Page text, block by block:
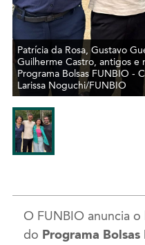
Patrícia da Rosa, Gustavo
Guilherme Castro, antigos e
Programa Bolsas FUNBIO -
Larissa Noguchi/FUNBIO
O FUNBIO anuncia
do Programa